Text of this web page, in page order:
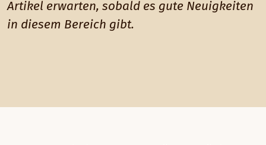
Artikel erwarten, sobald es gute Neuigkeiten
in diesem Bereich gibt.